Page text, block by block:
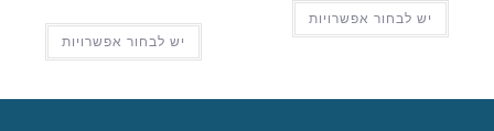
יש לבחור אפשרויות
יש לבחור אפשרויות